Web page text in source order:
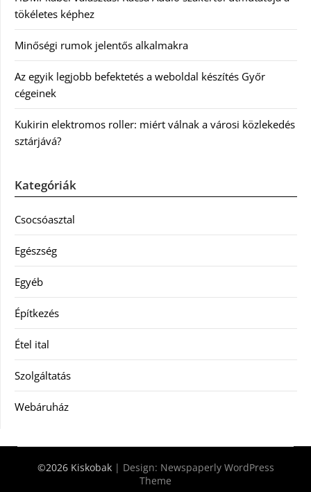
tökéletes képhez
Minőségi rumok jelentős alkalmakra
Az egyik legjobb befektetés a weboldal készítés Győr
cégeinek
Kukirin elektromos roller: miért válnak a városi közlekedés
sztárjává?
Kategóriák
Csocsóasztal
Egészség
Egyéb
Építkezés
Étel ital
Szolgáltatás
Webáruház
©2026 Kiskobak | Design: Newspaperly WordPress
Theme